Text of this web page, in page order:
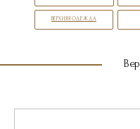
ВЕРХНЯЯ ОДЕЖДА